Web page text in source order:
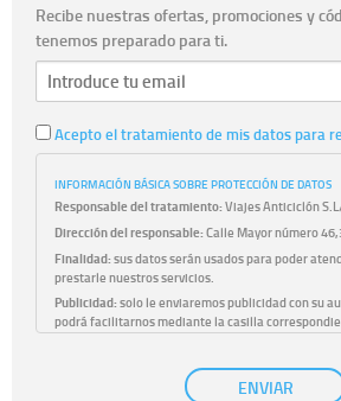
Recibe nuestras ofertas, promociones y
tenemos preparado para ti.
Acepto el tratamiento de mis datos para
INFORMACIÓN BÁSICA SOBRE PROTECCIÓN DE DATOS
Responsable del tratamiento:Viajes Anticiclón
Dirección del responsable:Calle Mayor número
Finalidad:sus datos serán usados para poder
prestarle nuestros servicios.
Publicidad:solo le enviaremos publicidad con su
podrá facilitarnos mediante la casilla
únicamente trataremos sus datos
previo, que podrá facilitarnos mediante la casilla
ENVIAR